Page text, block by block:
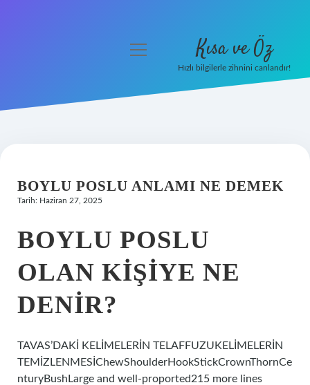
Hakkımızda
menüyü
Kısa ve Öz
Hızlı bilgilerle zihnini canlandır!
BOYLU POSLU ANLAMI NE DEMEK
Tarih: Haziran 27, 2025
BOYLU POSLU
OLAN KIŞIYE NE
DENIR?
TAVAS’DAKİ KELİMELERİN TELAFFUZUKELİMELERİN
TEMİZLENMESİChewShoulderHookStickCrownThornCe
nturyBushLarge and well-proported215 more lines